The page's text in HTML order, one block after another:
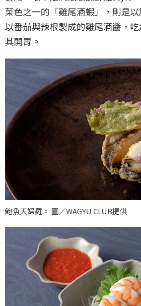
菜色之一的「雞尾酒蝦」，則是
以番茄與辣根製成的雞尾酒醬，
其開胃。
鮑魚天婦羅。 圖／WAGYU CLUB提供